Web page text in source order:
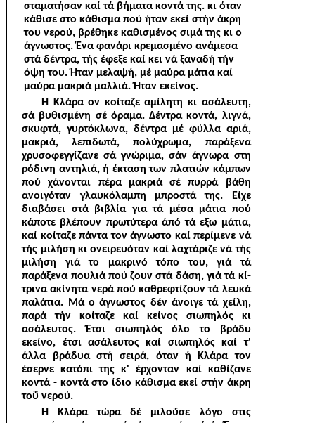
σταματήσαν καί τά βήματα κοντά της. κι όταν
κάθισε στο κάθισμα πού ήταν εκεί στήν άκρη
του νερού, βρέθηκε καθισμένος σιμά της κι ο
άγνωστος. Ένα φανάρι κρεμασμένο ανάμεσα
στά δέντρα, τής έφεξε καί κει νά ξαναδή τήν
όψη του. Ήταν μελαψή, μέ μαύρα μάτια καί
μαύρα μακριά μαλλιά. Ήταν εκείνος.
Ή Κλάρα ον κοίταζε αμίλητη κι ασάλευτη,
σά βυθισμένη σέ όραμα. Δέντρα κοντά, λιγνά,
σκυφτά, γυρτόκλωνα, δέντρα μέ φύλλα αριά,
μακριά, λεπιδωτά, πολύχρωμα, παράξενα
χρυσοφεγγίζανε σά γνώριμα, σάν άγνωρα στη
ρόδινη αντηλιά, ή έκταση των πλατιών κάμπων
πού χάνονται πέρα μακριά σέ πυρρά βάθη
ανοιγόταν γλαυκόλαμπη μπροστά της. Είχε
διαβάσει στά βιβλία για τά μέσα μάτια πού
κάποτε βλέπουν πρωτύτερα άπό τά εξω μάτια,
καί κοίταζε πάντα τον άγνωστο καί περίμενε νά
τής μιλήση κι ονειρευόταν καί λαχτάριζε νά τής
μιλήση γιά το μακρινό τόπο του, γιά τά
παράξενα πουλιά πού ζουν στά δάση, γιά τά κί­
τρινα ακίνητα νερά πού καθρεφτίζουν τά λευκά
παλάτια. Μά ο άγνωστος δέν άνοιγε τά χείλη,
παρά τήν κοίταζε καί κείνος σιωπηλός κι
ασάλευτος. Έτσι σιωπηλός όλο το βράδυ
εκείνο, έτσι ασάλευτος καί σιωπηλός καί τ'
άλλα βράδυα στή σειρά, όταν ή Κλάρα τον
έσερνε κατόπι της κ' έρχονταν καί καθίζανε
κοντά - κοντά στο ίδιο κάθισμα εκεί στήν άκρη
τοΰ νερού.
Ή Κλάρα τώρα δέ μιλοΰσε λόγο στις